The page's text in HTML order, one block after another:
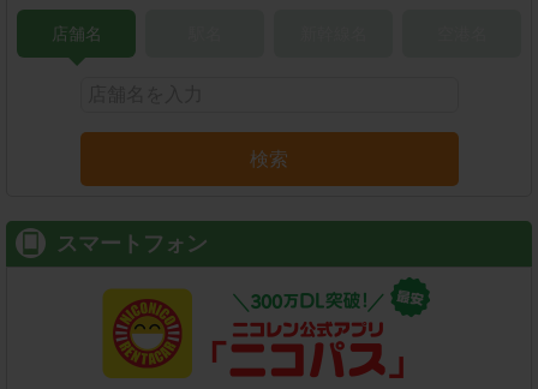
店舗名
検索
スマートフォン